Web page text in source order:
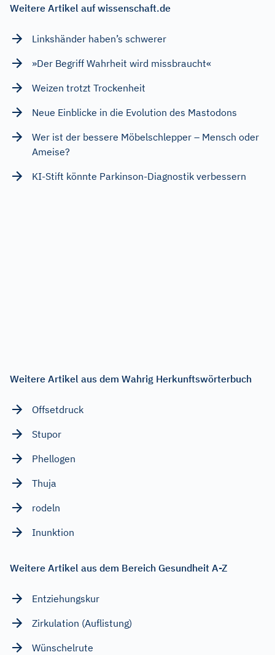
Weitere Artikel auf wissenschaft.de
Linkshänder haben’s schwerer
»Der Begriff Wahrheit wird missbraucht«
Weizen trotzt Trockenheit
Neue Einblicke in die Evolution des Mastodons
Wer ist der bessere Möbelschlepper – Mensch oder
Ameise?
KI-Stift könnte Parkinson-Diagnostik verbessern
Weitere Artikel aus dem Wahrig Herkunftswörterbuch
Offsetdruck
Stupor
Phellogen
Thuja
rodeln
Inunktion
Weitere Artikel aus dem Bereich Gesundheit A-Z
Entziehungskur
Zirkulation (Auflistung)
Wünschelrute